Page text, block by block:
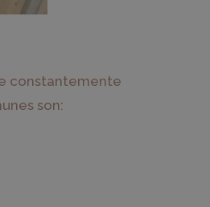
constantemente
son: